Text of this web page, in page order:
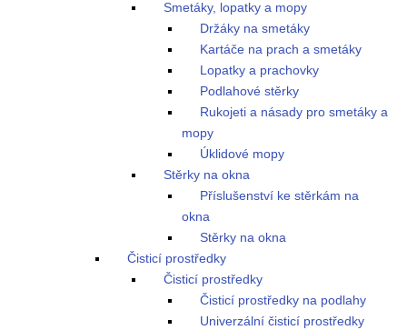
Smetáky, lopatky a mopy
Držáky na smetáky
Kartáče na prach a smetáky
Lopatky a prachovky
Podlahové stěrky
Rukojeti a násady pro smetáky a
mopy
Úklidové mopy
Stěrky na okna
Příslušenství ke stěrkám na
okna
Stěrky na okna
Čisticí prostředky
Čisticí prostředky
Čisticí prostředky na podlahy
Univerzální čisticí prostředky